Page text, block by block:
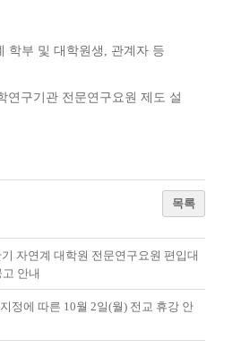
학부 및 대학원생, 관계자 등
연구기관 전문연구요원 제도 설
목록
자연계 대학원 전문연구요원 편입대
안내
정에 따른 10월 2일(월) 전교 휴강 안